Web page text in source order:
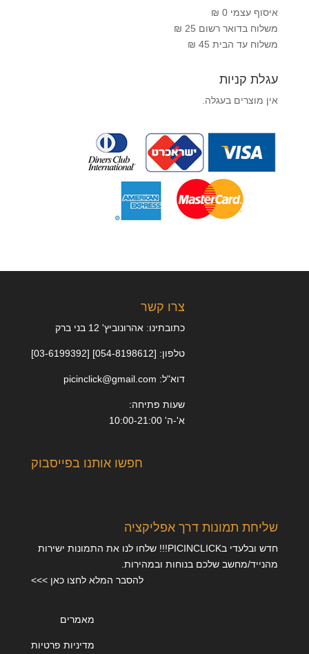
איסוף עצמי 0 ₪
משלוח בדואר רשום 25 ₪
משלוח עד הבית 45 ₪
עגלת קניות
אין מוצרים בעגלה.
צרו קשר
כתובתינו: אהרונוביץ' 12 בני ברק
טלפון: [054-8198612] [03-6199392]
דוא"ל: picinclick@gmail.com
שעות פתיחה:
א'-ה' 10:00-21:00
חפשו אותנו בפייסבוק
שליחת תמונות דרך אפליקציה
חדש ובלעדי בPICINCLICK!!! שלחו לנו את התמונות ישירות
מהנייד/מחשב שלכם בנוחות ובמהירות.
להסבר המלא לחצו כאן >>>
מאמרים
מדיניות פרטיות